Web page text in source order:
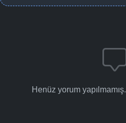
Henüz yorum